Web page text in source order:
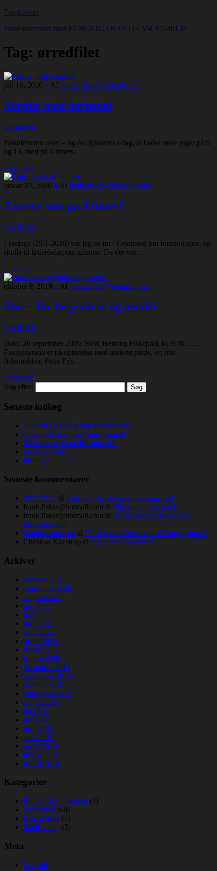
Frankfisker
Fiskeoplevelser med FANGSTGARANTI CVR 41548150
Tag: ørredfilet
juli 16, 2020 0 Af frank.fisker@hotmail.com
Størtur med børnene!
Lystfiskeri
Fiskefeberen raser – og det lykkedes i dag, at lokke mine piger på 9
og 13, med på 4 timers…
Læs mere
januar 27, 2020 0 Af frank.fisker@hotmail.com
5 meter stør på 4 timer!
Lystfiskeri
I lørdags (25/1-2020) var jeg en tur i Grindsted om formiddagen, og
skulle til fødselsdag om aftenen. Da der var…
Læs mere
oktober 9, 2019 0 Af frank.fisker@hotmail.com
Stør – for begyndere og øvede!
Lystfiskeri
Dato: 28 september 2019. Sted: Herning Fiskepark kl. 9:30……
Fangstgaranti er på optagelse med undertegnede, og min
fiskemakker, Peter Fris.…
Læs mere
Søg efter:
Seneste indlæg
Vild nat i Aalsbogaard specimensø!
2 guidede ture med fangstgaranti!
Monsterkarper til discountpris!
Monstergedden!
Fishingforlife.dk
Seneste kommentarer
שירותי ליווי til Vild nat i Aalsbogaard specimensø!
frank.fisker@hotmail.com til Pighvarren kommer!
frank.fisker@hotmail.com til Få en fiskeoplevelse med
Fangstgaranti!
Markus sørensen til Få en fiskeoplevelse med Fangstgaranti!
Christian Klæstrup til Pighvarren kommer!
Arkiver
oktober 2020
september 2020
august 2020
juli 2020
juni 2020
maj 2020
april 2020
marts 2020
februar 2020
januar 2020
december 2019
november 2019
oktober 2019
september 2019
august 2019
juli 2019
juni 2019
maj 2019
april 2019
marts 2019
februar 2019
januar 2019
Kategorier
Book fiskeoplevelser(2)
Lystfiskeri (60)
Lær at fiske (7)
Madlavning (5)
Meta
Log ind